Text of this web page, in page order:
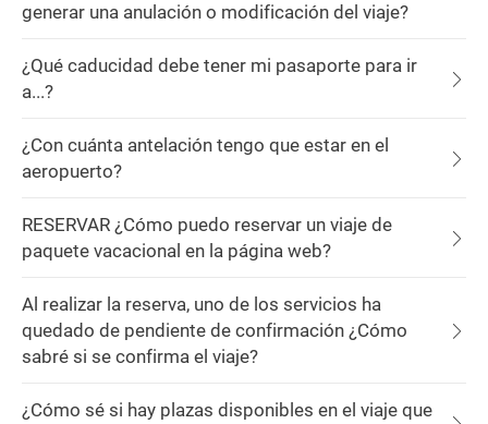
generar una anulación o modificación del viaje?
¿Qué caducidad debe tener mi pasaporte para ir
a...?
¿Con cuánta antelación tengo que estar en el
aeropuerto?
RESERVAR ¿Cómo puedo reservar un viaje de
paquete vacacional en la página web?
Al realizar la reserva, uno de los servicios ha
quedado de pendiente de confirmación ¿Cómo
sabré si se confirma el viaje?
¿Cómo sé si hay plazas disponibles en el viaje que